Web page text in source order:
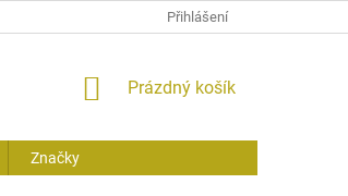
Přihlášení
NÁKUPNÍ
Prázdný košík
Značky